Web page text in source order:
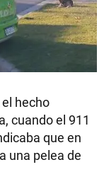
hecho
cuando el 911
que en
una pelea de